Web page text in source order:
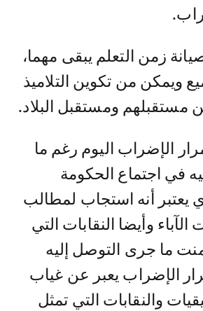
زمن التعلم يبقى مهما،
ويمكن من تكوين التلاميذ
ومستقبل البلاد.
الإضراب اليوم رغم ما
في اجتماع الحكومة
يعتبر أنه استجاب لمطالب
وأيضا النقابات التي
ما جرى التوصل إليه
الإضراب يعبر عن غياب
والنقابات التي تمثل